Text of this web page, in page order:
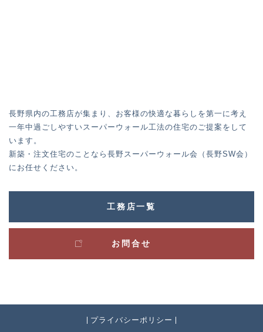
長野県内の工務店が集まり、お客様の快適な暮らしを第一に考え
一年中過ごしやすいスーパーウォール工法の住宅のご提案をして
います。
新築・注文住宅のことなら長野スーパーウォール会（長野SW会）
にお任せください。
工務店一覧
お問合せ
プライバシーポリシー